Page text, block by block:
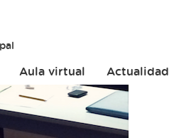
Aula virtual Actualidad